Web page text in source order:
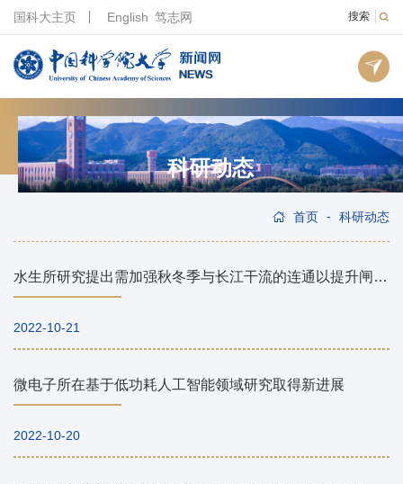
搜索
国科大主页 English 笃志网
科研动态
首页 - 科研动态
水生所研究提出需加强秋冬季与长江干流的连通以提升闸控湖泊禁渔成效
2022-10-21
微电子所在基于低功耗人工智能领域研究取得新进展
2022-10-20